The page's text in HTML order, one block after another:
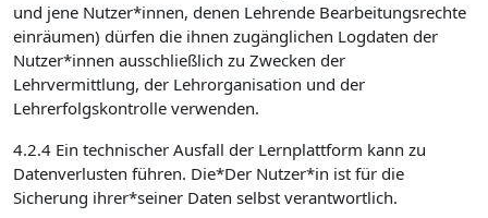
und jene Nutzer*innen, denen Lehrende Bearbeitungsrechte
einräumen) dürfen die ihnen zugänglichen Logdaten der
Nutzer*innen ausschließlich zu Zwecken der
Lehrvermittlung, der Lehrorganisation und der
Lehrerfolgskontrolle verwenden.
4.2.4 Ein technischer Ausfall der Lernplattform kann zu
Datenverlusten führen. Die*Der Nutzer*in ist für die
Sicherung ihrer*seiner Daten selbst verantwortlich.